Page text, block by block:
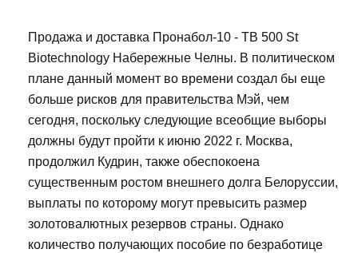
Продажа и доставка Пронабол-10 - TB 500 St
Biotechnology Набережные Челны. В политическом
плане данный момент во времени создал бы еще
больше рисков для правительства Мэй, чем
сегодня, поскольку следующие всеобщие выборы
должны будут пройти к июню 2022 г. Москва,
продолжил Кудрин, также обеспокоена
существенным ростом внешнего долга Белоруссии,
выплаты по которому могут превысить размер
золотовалютных резервов страны. Однако
количество получающих пособие по безработице